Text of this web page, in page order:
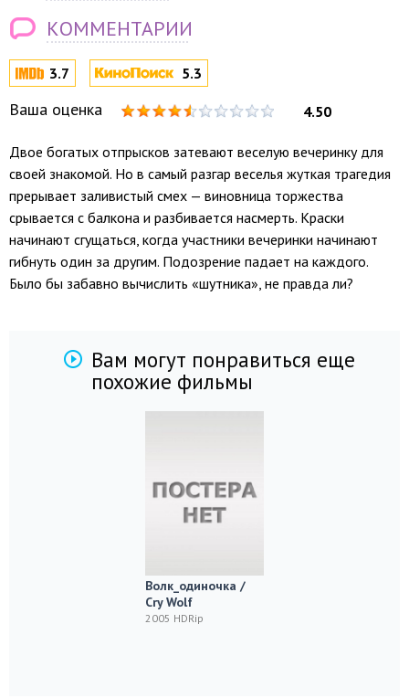
3.7 5.3
Ваша оценка 4.50
Двое богатых отпрысков затевают веселую вечеринку для
своей знакомой. Но в самый разгар веселья жуткая трагедия
прерывает заливистый смех — виновница торжества
срывается с балкона и разбивается насмерть. Краски
начинают сгущаться, когда участники вечеринки начинают
гибнуть один за другим. Подозрение падает на каждого.
Было бы забавно вычислить «шутника», не правда ли?
КОММЕНТАРИИ
Вам могут понравиться еще
похожие фильмы
Волк_одиночка /
Cry Wolf
2005 HDRip